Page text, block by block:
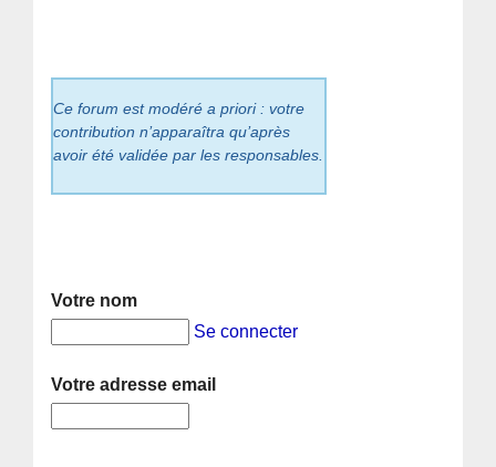
Ce forum est modéré a priori : votre
contribution n’apparaîtra qu’après
avoir été validée par les responsables.
Votre nom
Se connecter
Votre adresse email